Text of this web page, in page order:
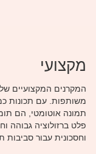
מקצועי
משותפות. עם תכונות
תמונה אוטומטי, הם
פלט ברזולוציה גבוהה
וחסכונית עבור סביבות